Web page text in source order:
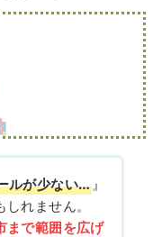
ルが少ない…』
れません。
まで範囲を広げ